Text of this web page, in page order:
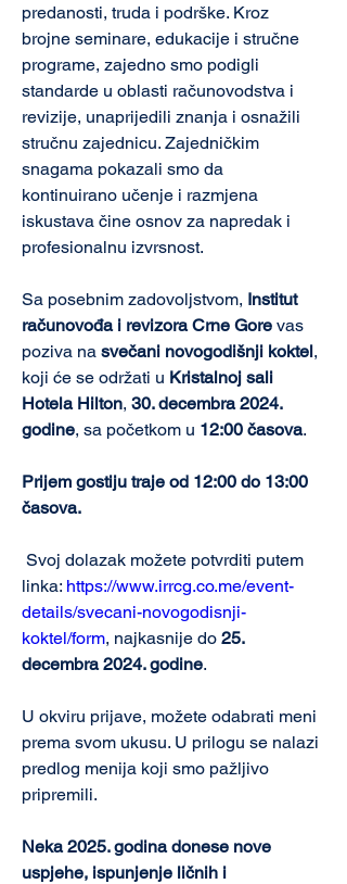
predanosti, truda i podrške. Kroz
brojne seminare, edukacije i stručne
programe, zajedno smo podigli
standarde u oblasti računovodstva i
revizije, unaprijedili znanja i osnažili
stručnu zajednicu. Zajedničkim
snagama pokazali smo da
kontinuirano učenje i razmjena
iskustava čine osnov za napredak i
profesionalnu izvrsnost.
Sa posebnim zadovoljstvom, Institut
računovođa i revizora Crne Gore vas
poziva na svečani novogodišnji koktel,
koji će se održati u Kristalnoj sali
Hotela Hilton, 30. decembra 2024.
godine, sa početkom u 12:00 časova.
Prijem gostiju traje od 12:00 do 13:00
časova.
Svoj dolazak možete potvrditi putem
linka: https://www.irrcg.co.me/event-
details/svecani-novogodisnji-
koktel/form, najkasnije do 25.
decembra 2024. godine.
U okviru prijave, možete odabrati meni
prema svom ukusu. U prilogu se nalazi
predlog menija koji smo pažljivo
pripremili.
Neka 2025. godina donese nove
uspjehe, ispunjenje ličnih i